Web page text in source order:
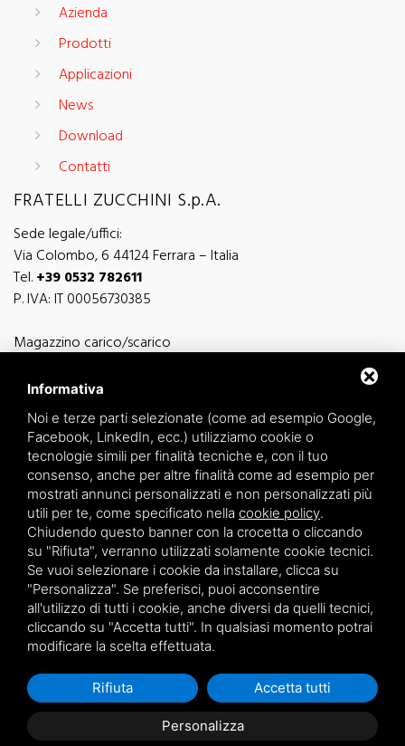
Azienda
Prodotti
Applicazioni
News
Download
Contatti
FRATELLI ZUCCHINI S.p.A.
Sede legale/uffici:
Via Colombo, 6 44124 Ferrara – Italia
Tel.+39 0532 782611
P. IVA: IT 00056730385
Magazzino carico/scarico
Via Finati 4/L - 4/M - 44124 Ferrara - Italia
informazioni generiche
info@zucchini.it
ufficio commerciale
commerciale@zucchini.it
Privacy/Sitemap
Informativa
Noi e terze parti selezionate (come ad esempio Google,
Facebook, LinkedIn, ecc.) utilizziamo cookie o
tecnologie simili per finalità tecniche e, con il tuo
consenso, anche per altre finalità come ad esempio per
mostrati annunci personalizzati e non personalizzati più
utili per te, come specificato nella cookie policy.
Chiudendo questo banner con la crocetta o cliccando
su "Rifiuta", verranno utilizzati solamente cookie tecnici.
Se vuoi selezionare i cookie da installare, clicca su
"Personalizza". Se preferisci, puoi acconsentire
all'utilizzo di tutti i cookie, anche diversi da quelli tecnici,
cliccando su "Accetta tutti". In qualsiasi momento potrai
modificare la scelta effettuata.
Personalizza
Rifiuta Accetta tutti